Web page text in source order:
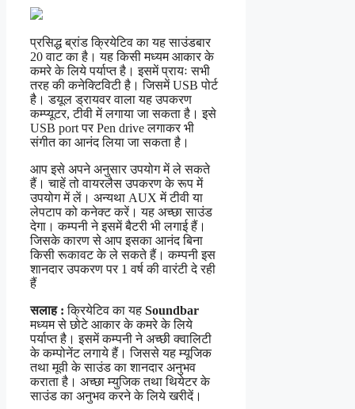
प्रसिद्ध ब्रांड क्रियेटिव का यह साउंडबार
20 वाट का है। यह किसी मध्यम आकार के
कमरे के लिये पर्याप्त है। इसमें प्रायः सभी
तरह की कनेक्टिविटी है। जिसमें USB पोर्ट
है। डयूल ड्रायवर वाला यह उपकरण
कम्प्यूटर, टीवी में लगाया जा सकता है। इसे
USB port पर Pen drive लगाकर भी
संगीत का आनंद लिया जा सकता है।
आप इसे अपने अनुसार उपयोग में ले सकते
हैं। चाहें तो वायरलैस उपकरण के रूप में
उपयोग में लें। अन्यथा AUX में टीवी या
लेपटाप को कनेक्ट करें। यह अच्छा साउंड
देगा। कम्पनी ने इसमें बैटरी भी लगाई हैं।
जिसके कारण से आप इसका आनंद बिना
किसी रूकावट के ले सकते हैं। कम्पनी इस
शानदार उपकरण पर 1 वर्ष की वारंटी दे रही
हैं
सलाह : क्रियेटिव का यह Soundbar
मध्यम से छोटे आकार के कमरे के लिये
पर्याप्त है। इसमें कम्पनी ने अच्छी क्वालिटी
के कम्पोनेंट लगाये हैं। जिससे यह म्यूजिक
तथा मूवी के साउंड का शानदार अनुभव
कराता है। अच्छा म्युजिक तथा थियेटर के
साउंड का अनुभव करने के लिये खरीदें।